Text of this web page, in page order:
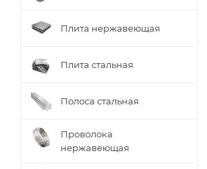
Плита нержавеющая
Плита стальная
Полоса стальная
Проволока
нержавеющая